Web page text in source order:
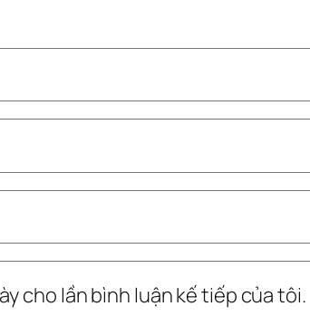
cho lần bình luận kế tiếp của tôi.